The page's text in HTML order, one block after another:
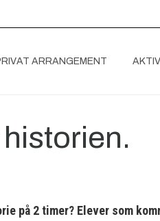
ARRANGEMENT
på 2 timer? Elever som